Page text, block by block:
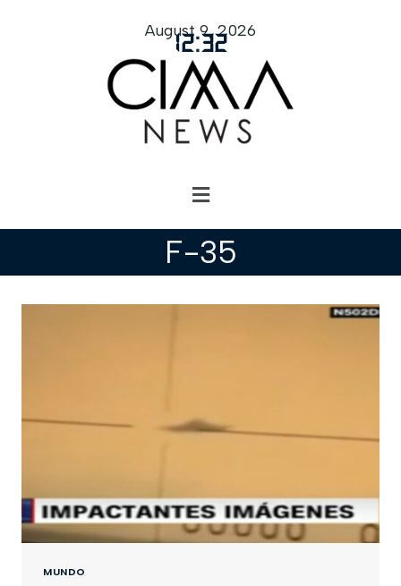
12:32
August 9, 2026
F-35
MUNDO